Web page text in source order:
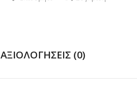
ΑΞΙΟΛΟΓΉΣΕΙΣ (0)